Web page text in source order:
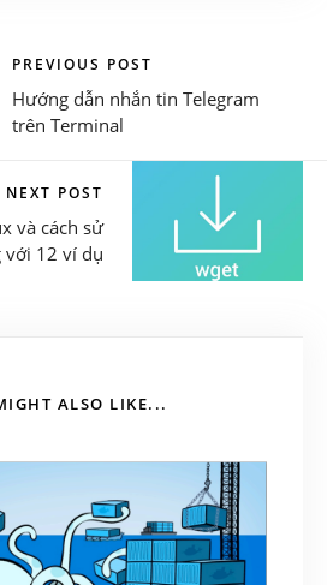
PREVIOUS POST
Hướng dẫn nhắn tin Telegram
trên Terminal
NEXT POST
và cách sử
với 12 ví dụ
ALSO LIKE...